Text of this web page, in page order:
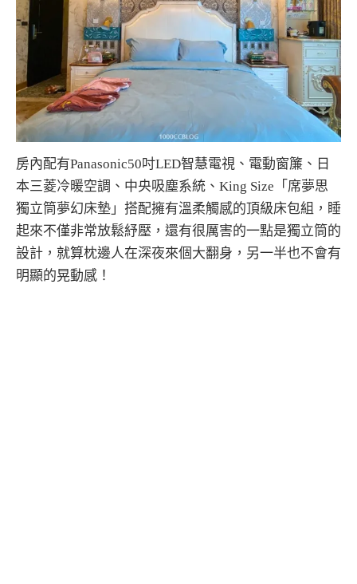
房內配有Panasonic50吋LED智慧電視、電動窗簾、日
本三菱冷暖空調、中央吸塵系統、King Size「席夢思
獨立筒夢幻床墊」搭配擁有溫柔觸感的頂級床包組，睡
起來不僅非常放鬆紓壓，還有很厲害的一點是獨立筒的
設計，就算枕邊人在深夜來個大翻身，另一半也不會有
明顯的晃動感！